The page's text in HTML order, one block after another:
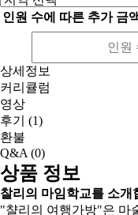
인원 수에 따른 추가 금
상세정보
커리큘럼
영상
후기 (1)
환불
Q&A (0)
상품 정보
찰리의 마임학교를 소개
"챨리의 여행가방"은 마